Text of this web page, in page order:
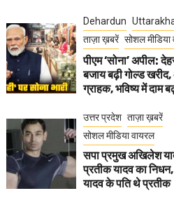
Dehardun
ताज़ा ख़बरें सोशल मीडिया
पीएम ‘सोना’ अपील:
बजाय बढ़ी गोल्ड
ग्राहक, भविष्य में दाम
उत्तर प्रदेश ताज़ा ख़बरें
सोशल मीडिया वायरल
सपा प्रमुख अखिलेश
प्रतीक यादव का निधन,
यादव के पति थे प्रतीक